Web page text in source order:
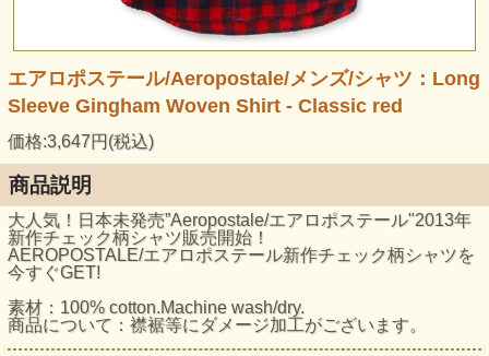
エアロポステール/Aeropostale/メンズ/シャツ：Long
Sleeve Gingham Woven Shirt - Classic red
価格:3,647円(税込)
商品説明
大人気！日本未発売”Aeropostale/エアロポステール"2013年
新作チェック柄シャツ販売開始！
AEROPOSTALE/エアロポステール新作チェック柄シャツを
今すぐGET!
素材：100% cotton.Machine wash/dry.
商品について：襟裾等にダメージ加工がございます。